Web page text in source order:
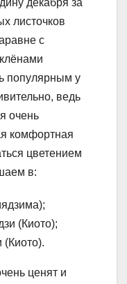
листочков
с
популярным у
ведь
очень
комфортная
цветением
в:
(Киото);
(Киото).
ценят и